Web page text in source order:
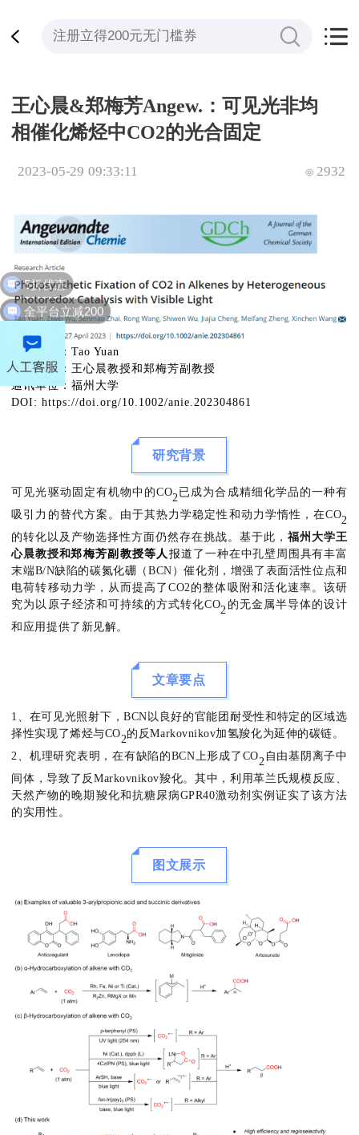
王心晨&郑梅芳Angew.：可见光非均
相催化烯烃中CO2的光合固定
2023-05-29 09:33:11 2932
第一作者：Tao Yuan
通讯作者：王心晨教授和郑梅芳副教授
通讯单位：福州大学
DOI: https://doi.org/10.1002/anie.202304861
研究背景
可见光驱动固定有机物中的CO2 已成为合成精细化学品的一种有
吸引力的替代方案。由于其热力学稳定性和动力学惰性，在CO2
的转化以及产物选择性方面仍然存在挑战。基于此，福州大学王
心晨教授和郑梅芳副教授等人 报道 了一种在中孔壁周围具有丰富
末端B/N缺陷的碳氮化硼（BCN）催化剂，增强了表面活性位点和
电荷转移动力学，从而提高了CO2的整体吸附和活化速率。该研
究为以原子经济和可持续的方式转化CO2 的无金属半导体的设计
和应用提供了新见解。
文章要点
1、在可见光照射下，BCN以良好的官能团耐受性和特定的区域选
择性实现了烯烃与CO2的反Markovnikov加氢羧化为延伸的碳链。
2、机理研究表明，在有缺陷的BCN上形成了CO2 自由基阴离子中
间体，导致了反Markovnikov羧化。其中，利用革兰氏规模反应、
天然产物的晚期羧化和抗糖尿病GPR40激动剂实例证实了该方法
的实用性。
图文展示
5折优惠
全平台立减200